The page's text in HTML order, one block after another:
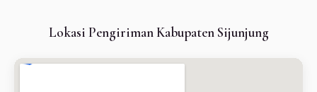
Lokasi Pengiriman Kabupaten Sijunjung